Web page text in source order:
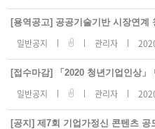
일반공지 관리자
일반공지 관리자
[공지] 제7회 기업가정신 콘텐츠 공